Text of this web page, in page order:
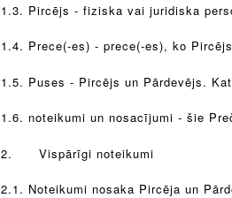
1.3. Pircējs - fiziska vai juridiska
1.4. Prece(-es) - prece(-es), ko
1.5. Puses - Pircējs un Pārdevējs.
1.6. noteikumi un nosacījumi - šie
2. Vispārīgi noteikumi
2.1. Noteikumi nosaka Pircēja un